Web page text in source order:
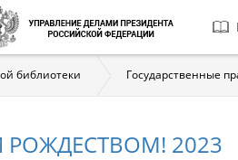
библиотеки Государственные
2023